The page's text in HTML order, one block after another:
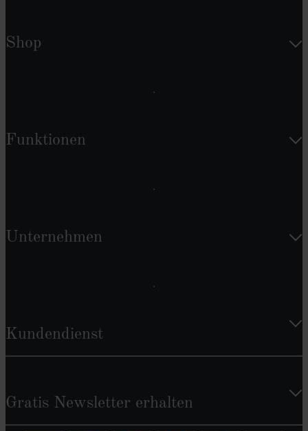
Shop
Funktionen
Unternehmen
Kundendienst
Gratis Newsletter erhalten